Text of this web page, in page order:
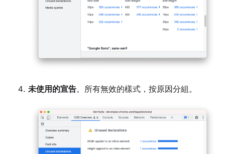
未使用的宣告。所有無效的樣式，按原因分組。